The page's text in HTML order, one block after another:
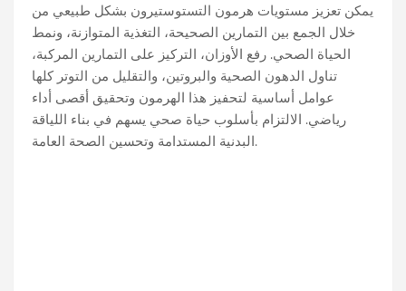
يمكن تعزيز مستويات هرمون التستوستيرون بشكل طبيعي من
خلال الجمع بين التمارين الصحيحة، التغذية المتوازنة، ونمط
الحياة الصحي. رفع الأوزان، التركيز على التمارين المركبة،
تناول الدهون الصحية والبروتين، والتقليل من التوتر كلها
عوامل أساسية لتحفيز هذا الهرمون وتحقيق أقصى أداء
رياضي. الالتزام بأسلوب حياة صحي يسهم في بناء اللياقة
البدنية المستدامة وتحسين الصحة العامة.